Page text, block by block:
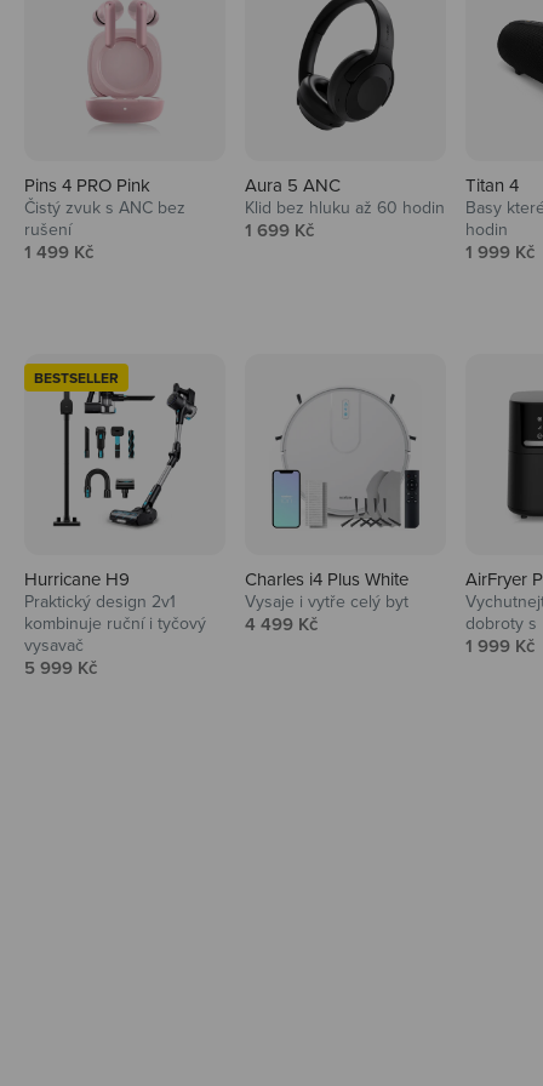
Pins 4 PRO Pink
Čistý zvuk s ANC bez
rušení
Prodejní cena
1 499 Kč
Aura 5 ANC
Klid bez hluku až 60 hodin
Prodejní cena
1 699 Kč
Titan 4
Basy
hodin
Prodejní
1 999 Kč
BESTSELLER
Hurricane H9
Praktický design 2v1
kombinuje ruční i tyčový
vysavač
Prodejní cena
5 999 Kč
Charles i4 Plus White
Vysaje i vytře celý byt
Prodejní cena
4 499 Kč
AirFryer
dobroty s
Prodejní
1 999 Kč
Audio
Niceboy sluchátka a repráky ti padnou
do noty.